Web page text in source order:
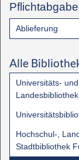
Pflichtabgabe
Ablieferung
Alle
Universitäts- und
Hochschul-,
Stadtbibliothek